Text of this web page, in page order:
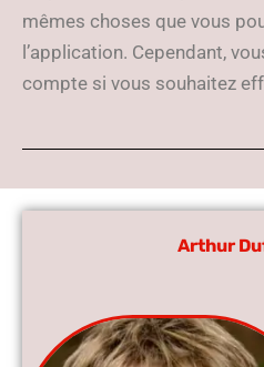
mêmes choses que vous
l’application. Cependant,
compte si vous souhaitez
Arthur